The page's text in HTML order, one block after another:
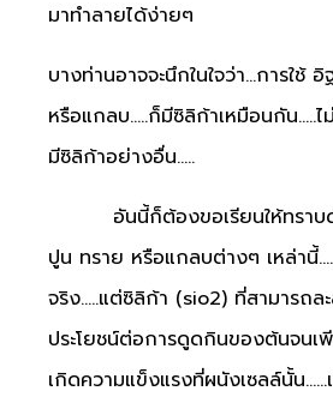
มาทำลายได้ง่ายๆ
บางท่านอาจจะนึกในใจว่า…การใช้
หรือแกลบ…..ก็มีซิลิก้าเหมือนกัน…..ไ
มีซิลิก้าอย่างอื่น…..
อันนี้ก็ต้องขอเรียนให้ทราบดั
ปูน ทราย หรือแกลบต่างๆ เหล่านี้
จริง…..แต่ซิลิก้า (sio2) ที่สามารถล
ประโยชน์ต่อการดูดกินของต้นจนเ
เกิดความแข็งแรงที่ผนังเซลล์นั้น……